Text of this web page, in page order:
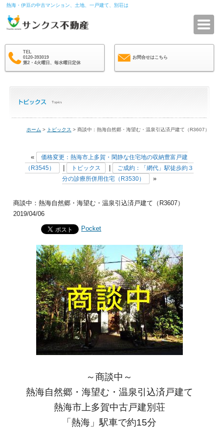
熱海・伊豆の中古マンション、土地、一戸建て、別荘は
TEL
0120-393019
第2・4火曜日、毎水曜日定休
お問合せはこちら
ホーム > トピックス > 商談中：熱海自然郷・海望む・温泉引込済戸建て（R3607）
«
価格変更：熱海市上多賀・閑静な住宅地の収納豊富戸建
（R3545）
トピックス
ご成約：「網代」駅徒歩約３
分の診療所併用住宅（R3530）
»
商談中：熱海自然郷・海望む・温泉引込済戸建て（R3607）
2019/04/06
Pocket
～商談中～
熱海自然郷・海望む・温泉引込済戸建て
熱海市上多賀中古戸建別荘
「熱海」駅車で約15分